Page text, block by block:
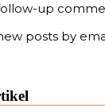
up
posts by